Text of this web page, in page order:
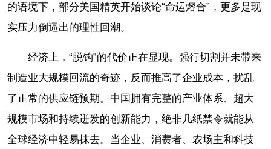
的语境下，部分美国精英开始谈论“命运熔合”，更多是现
实压力倒逼出的理性回潮。
经济上，“脱钩”的代价正在显现。强行切割并未带来
制造业大规模回流的奇迹，反而推高了企业成本，扰乱
了正常的供应链预期。中国拥有完整的产业体系、超大
规模市场和持续迸发的创新能力，绝非几纸禁令就能从
全球经济中轻易抹去。当企业、消费者、农场主和科技